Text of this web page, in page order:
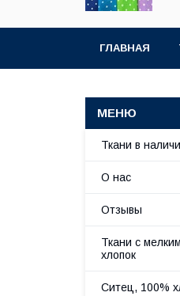
ГЛАВНАЯ
Ткани в
О нас
Отзывы
Ткани с
хлопок
Ситец, 100%